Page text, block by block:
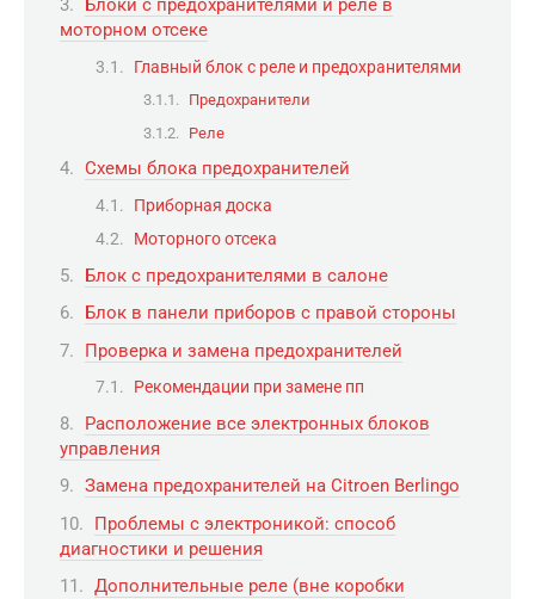
Блоки с предохранителями и реле в
моторном отсеке
Главный блок с реле и предохранителями
Предохранители
Реле
Схемы блока предохранителей
Приборная доска
Моторного отсека
Блок с предохранителями в салоне
Блок в панели приборов с правой стороны
Проверка и замена предохранителей
Рекомендации при замене пп
Расположение все электронных блоков
управления
Замена предохранителей на Citroen Berlingo
Проблемы с электроникой: способ
диагностики и решения
Дополнительные реле (вне коробки